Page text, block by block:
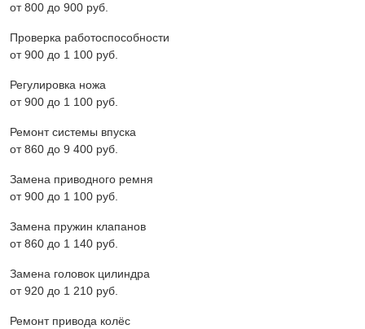
от 800 до 900 pyб.
Проверка работоспособности
от 900 до 1 100 pyб.
Регулировка ножа
от 900 до 1 100 pyб.
Ремонт системы впуска
от 860 до 9 400 pyб.
Замена приводного ремня
от 900 до 1 100 pyб.
Замена пружин клапанов
от 860 до 1 140 pyб.
Замена головок цилиндра
от 920 до 1 210 pyб.
Ремонт привода колёс